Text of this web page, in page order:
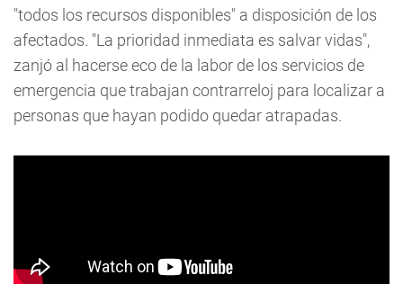
"todos los recursos disponibles" a disposición de los
afectados. "La prioridad inmediata es salvar vidas",
zanjó al hacerse eco de la labor de los servicios de
emergencia que trabajan contrarreloj para localizar a
personas que hayan podido quedar atrapadas.